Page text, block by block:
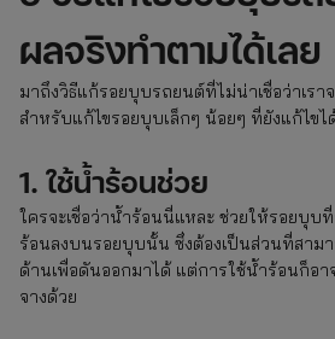
ผลจริงทำตามได้เลย
มาถึงวิธีแก้รอยบุบรถยนต์ที่ไม่น่าเชื่อว่าเรา
สำหรับแก้ไขรอยบุบเล็กๆ น้อยๆ ที่ยังแก้ไขไ
1. ใช้น้ำร้อนช่วย
ใครจะเชื่อว่าน้ำร้อนนี่แหละ ช่วยให้รอยบุบ
ร้อนลงบนรอยบุบนั้น ซึ่งต้องเป็นส่วนที่สาม
ด้านเพื่อดันออกมาได้ แต่การใช้น้ำร้อนก็อา
จางด้วย